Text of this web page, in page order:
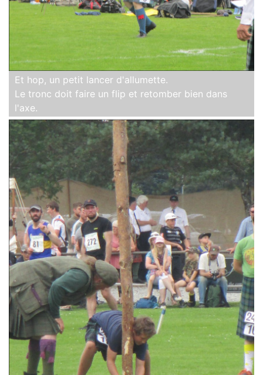
Et hop, un petit lancer d'allumette.
Le tronc doit faire un flip et retomber bien dans
l'axe.